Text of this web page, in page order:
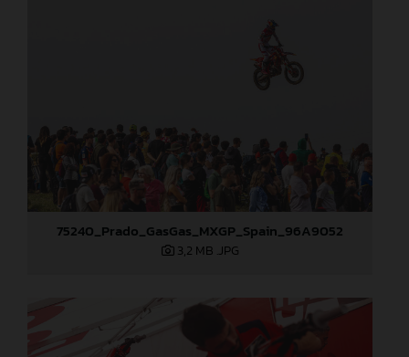
75240_Prado_GasGas_MXGP_Spain_96A9052
3,2 MB .JPG